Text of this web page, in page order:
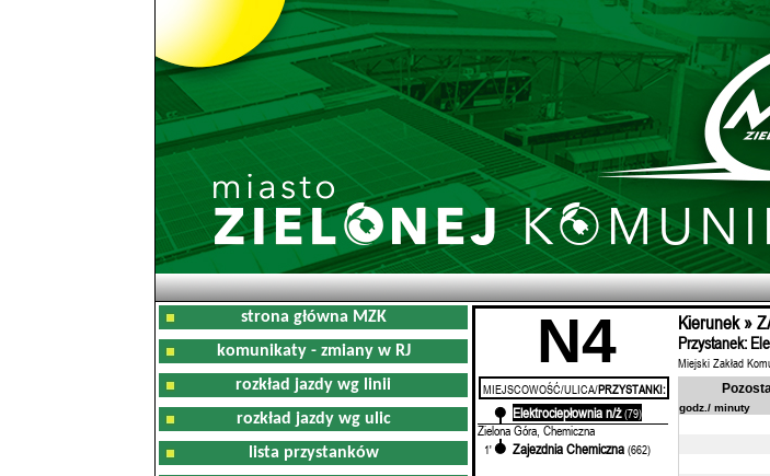
strona główna MZK
komunikaty - zmiany w RJ
rozkład jazdy wg linii
rozkład jazdy wg ulic
lista przystanków
N4 Kierunek »
Przystanek:
Miejski Zakład
MIEJSCOWOŚĆ/ULICA/PRZYSTANKI:
Elektrociepłownia n/ż (79)
Zielona Góra, Chemiczna
1' Zajezdnia Chemiczna (662)
godz./ minuty